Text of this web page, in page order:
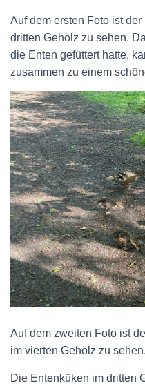
Auf dem ersten Foto ist
dritten Gehölz zu sehen.
die Enten gefüttert hatte,
zusammen zu einem
Auf dem zweiten Foto ist
im vierten Gehölz zu sehen.
Die Entenküken im dritten